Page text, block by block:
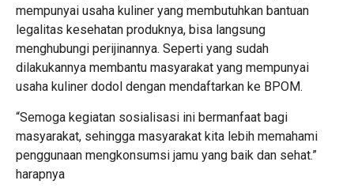
mempunyai usaha kuliner yang membutuhkan bantuan
legalitas kesehatan produknya, bisa langsung
menghubungi perijinannya. Seperti yang sudah
dilakukannya membantu masyarakat yang mempunyai
usaha kuliner dodol dengan mendaftarkan ke BPOM.
“Semoga kegiatan sosialisasi ini bermanfaat bagi
masyarakat, sehingga masyarakat kita lebih memahami
penggunaan mengkonsumsi jamu yang baik dan sehat.”
harapnya